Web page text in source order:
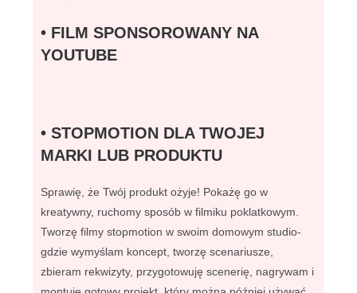
• FILM SPONSOROWANY NA
YOUTUBE
• STOPMOTION DLA TWOJEJ
MARKI LUB PRODUKTU
Sprawię, że Twój produkt ożyje! Pokażę go w
kreatywny, ruchomy sposób w filmiku poklatkowym.
Tworzę filmy stopmotion w swoim domowym studio-
gdzie wymyślam koncept, tworzę scenariusze,
zbieram rekwizyty, przygotowuję scenerię, nagrywam i